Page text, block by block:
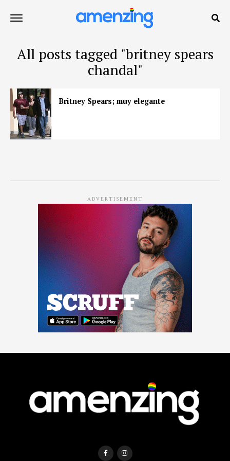
All posts tagged "britney spears
chandal"
Britney Spears; muy elegante
ADVERTISEMENT